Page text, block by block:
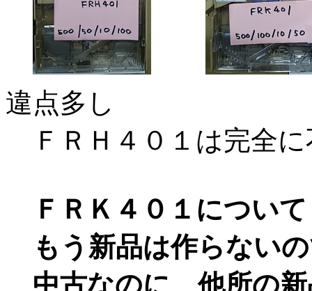
違点多し
ＦＲＨ４０１は完全に
ＦＲＫ４０１について
もう新品は作らない
中古なのに 他所の新